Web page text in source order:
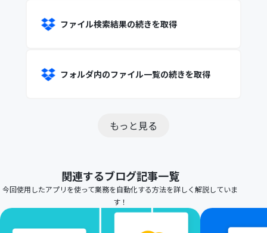
ファイル検索結果の続きを取得
フォルダ内のファイル一覧の続きを取得
もっと見る
関連するブログ記事一覧
今回使用したアプリを使って業務を自動化する方法を詳しく解説していま
す！